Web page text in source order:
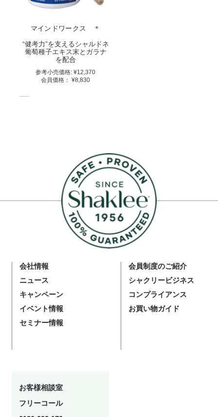
details
マインドワークス ＊
“健考力”を支えるシャルドネ
葡萄種子エキス末とガラナ
を配合
参考⼩売価格: ¥12,370
会員価格： ¥8,830
会社情報
ニュース
キャンペーン
イベント情報
セミナー情報
会員制度のご紹介
シャクリービジネス
コンプライアンス
お買い物ガイド
お客様相談室
フリーコール